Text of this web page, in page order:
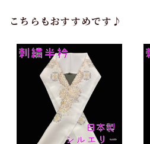
こちらもおすすめです♪